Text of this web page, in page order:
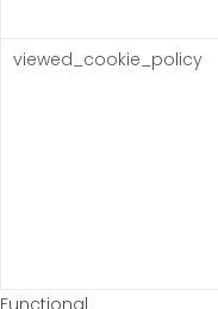
viewed_cookie_policy
Functional